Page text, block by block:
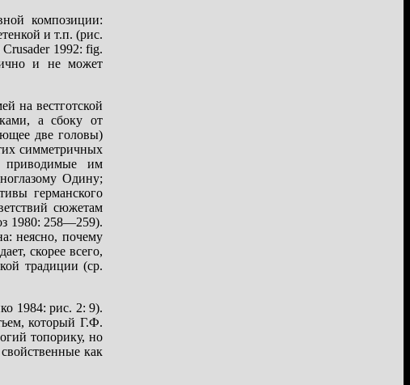
композиции:
и т.п. (рис.
1992: fig.
и не может
на вестготской
а сбоку от
две головы)
симметричных
приводимые им
Одину;
германского
сюжетам
1980: 258—259).
неясно, почему
скорее всего,
традиции (ср.
1984: рис. 2: 9).
который Г.Ф.
топорику, но
как